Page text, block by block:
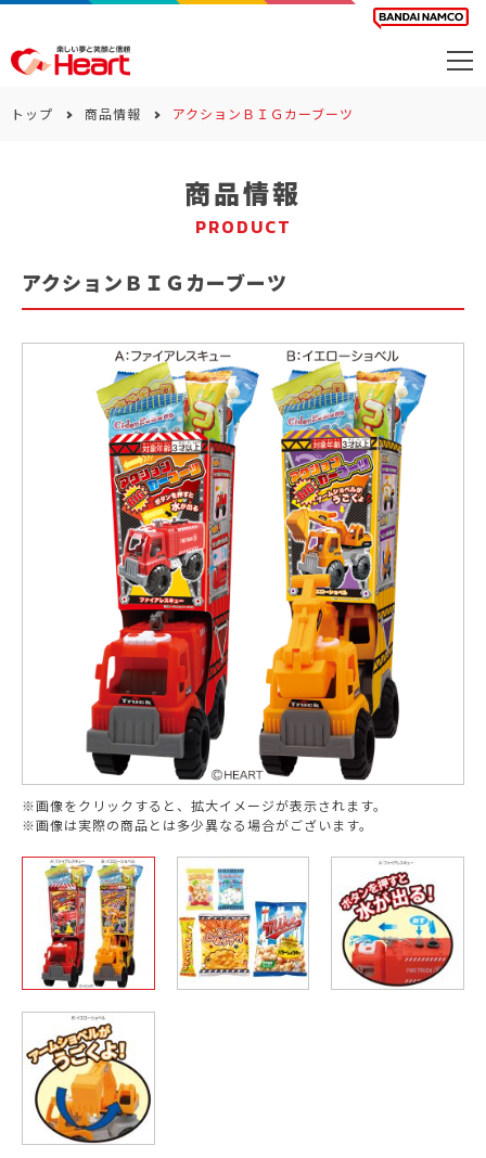
サステナビリティ
トップ 商品情報 アクションＢＩＧカーブーツ
商品情報
PRODUCT
アクションＢＩＧカーブーツ
※画像をクリックすると、拡大イメージが表示されます。
※画像は実際の商品とは多少異なる場合がございます。